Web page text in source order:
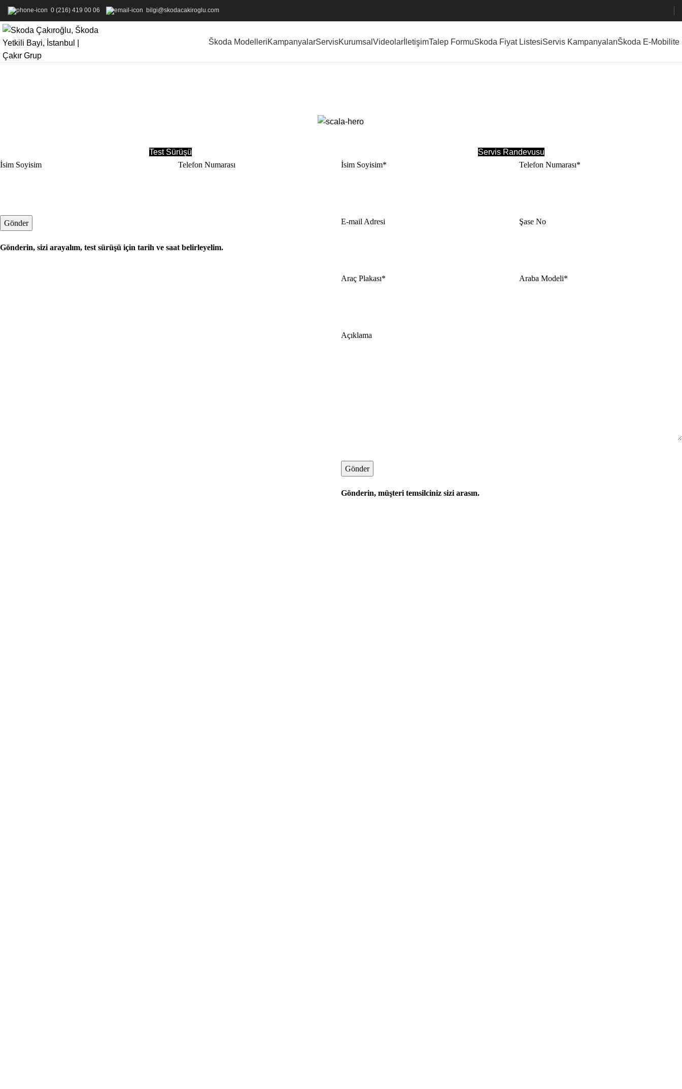
0 (216) 419 00 06 bilgi@skodacakiroglu.com
Škoda ModelleriKampanyalarServisKurumsal Videolar İletişimTalep FormuSkoda Fiyat ListesiServis KampanyalarıŠkoda E-Mobilite
Test Sürüşü
İsim Soyisim
Telefon Numarası
Gönderin, sizi arayalım, test sürüşü için tarih ve saat belirleyelim.
Servis Randevusu
İsim Soyisim*
Telefon Numarası*
E-mail Adresi Şase No
Araç Plakası* Araba Modeli*
Açıklama
Gönderin, müşteri temsilciniz sizi arasın.